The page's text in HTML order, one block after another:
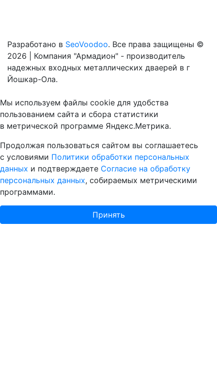
Разработано в SeoVoodoo. Все права защищены ©
2026 | Компания "Армадион" - производитель
надежных входных металлических дваерей в г
Йошкар-Ола.
Мы используем файлы cookie для удобства
пользованием сайта и сбора статистики
в метрической программе Яндекс.Метрика.
Продолжая пользоваться сайтом вы соглашаетесь
с условиями Политики обработки персональных
данных и подтверждаете Согласие на обработку
персональных данных, собираемых метрическими
программами.
Принять